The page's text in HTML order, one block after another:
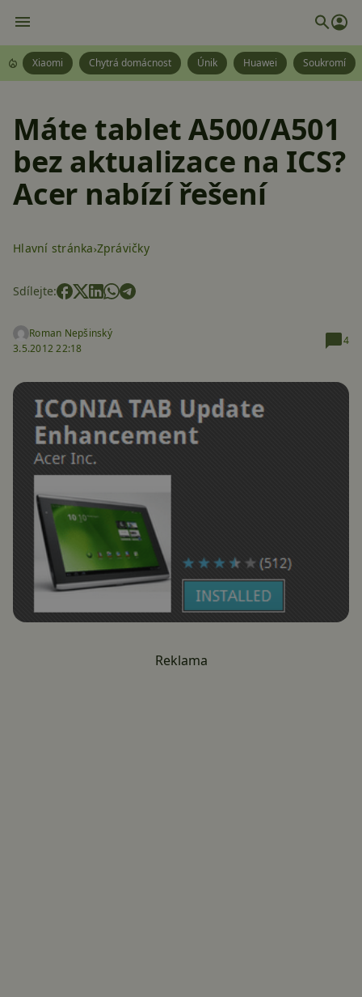
Xiaomi Chytrá domácnost Únik Huawei Soukromí
Máte tablet A500/A501
bez aktualizace na ICS?
Acer nabízí řešení
Hlavní stránka Zprávičky
Sdílejte:
Roman Nepšinský
3.5.2012 22:18
4
Reklama